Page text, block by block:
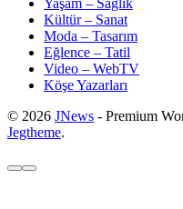
Yaşam – Sağlık
Kültür – Sanat
Moda – Tasarım
Eğlence – Tatil
Video – WebTV
Köşe Yazarları
© 2026 JNews - Premium
Jegtheme.